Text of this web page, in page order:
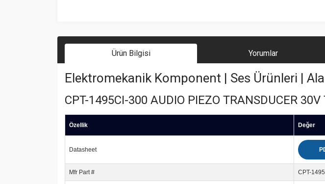
Ürün Bilgisi Yorumlar
Elektromekanik Komponent | Ses Ürünleri |
CPT-1495CI-300 AUDIO PIEZO TRANSDUCER 30V
Özellik Değer
Datasheet
Mfr Part # CPT-